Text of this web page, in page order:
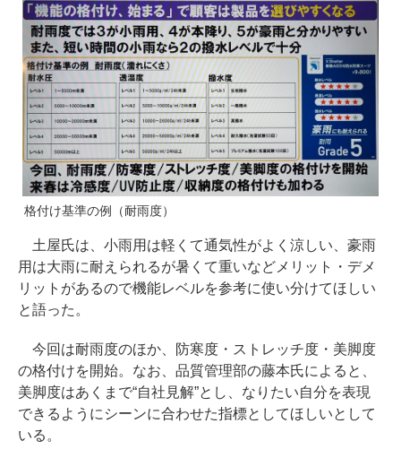
格付け基準の例（耐雨度）
土屋氏は、小雨用は軽くて通気性がよく涼しい、豪雨
用は大雨に耐えられるが暑くて重いなどメリット・デメ
リットがあるので機能レベルを参考に使い分けてほしい
と語った。
今回は耐雨度のほか、防寒度・ストレッチ度・美脚度
の格付けを開始。なお、品質管理部の藤本氏によると、
美脚度はあくまで“自社見解”とし、なりたい自分を表現
できるようにシーンに合わせた指標としてほしいとして
いる。